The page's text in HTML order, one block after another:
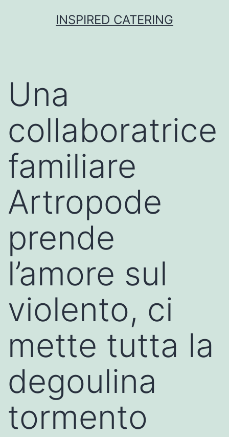
INSPIRED CATERING
Una
collaboratrice
familiare
Artropode
prende
l’amore sul
violento, ci
mette tutta la
degoulina
tormento